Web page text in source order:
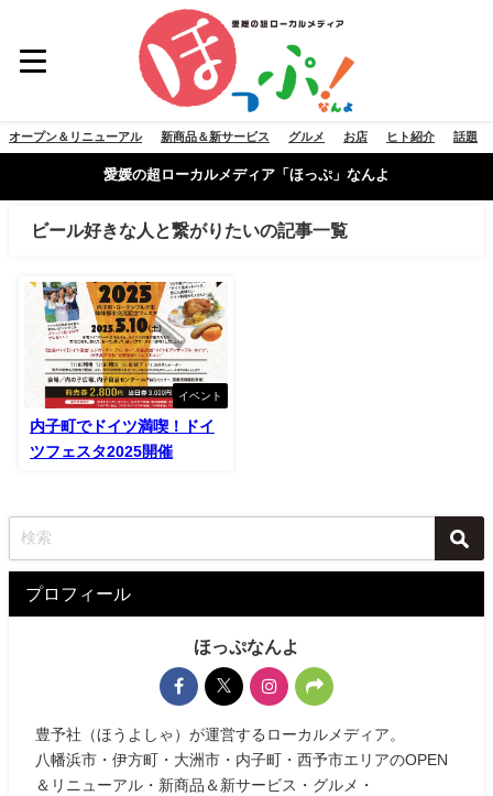
オープン＆リニューアル 新商品＆新サービス グルメ お店 ヒト紹介 話題
愛媛の超ローカルメディア「ほっぷ」なんよ
ビール好きな人と繋がりたいの記事一覧
イベント
内子町でドイツ満喫！ドイ
ツフェスタ2025開催
プロフィール
ほっぷなんよ
豊予社（ほうよしゃ）が運営するローカルメディア。
八幡浜市・伊方町・大洲市・内子町・西予市エリアのOPEN
＆リニューアル・新商品＆新サービス・グルメ・